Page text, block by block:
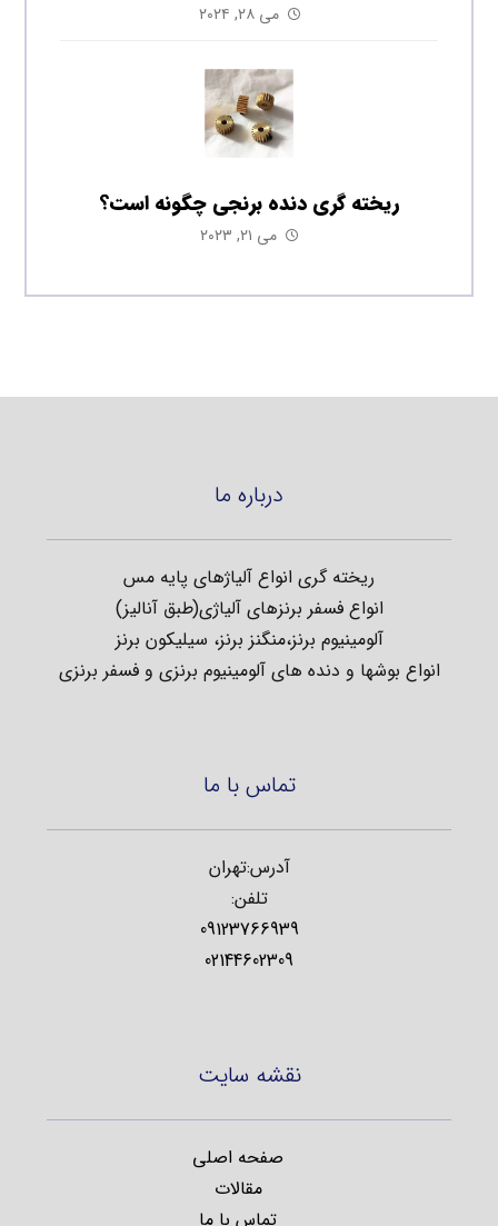
می ۲۸, ۲۰۲۴
ریخته گری دنده برنجی چگونه است؟
می ۲۱, ۲۰۲۳
درباره ما
ریخته گری انواع آلیاژهای پایه مس
انواع فسفر برنزهای آلیاژی(طبق آنالیز)
آلومینیوم برنز،منگنز برنز، سیلیکون برنز
انواع بوشها و دنده های آلومینیوم برنزی و فسفر برنزی
تماس با ما
آدرس:تهران
تلفن:
09123766939
02144602309
نقشه سایت
صفحه اصلی
مقالات
تماس با ما